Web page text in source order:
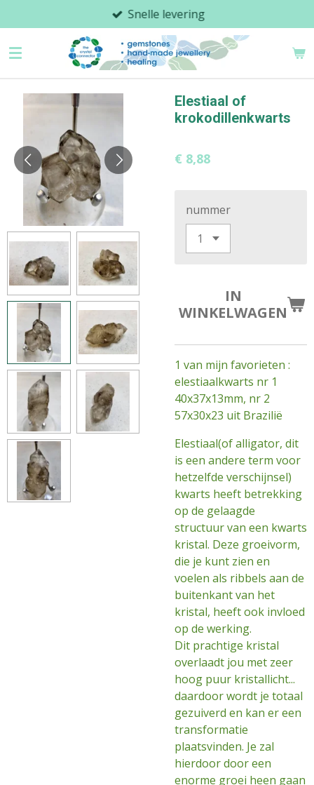
direct
naar
Snelle levering
Elestiaal of
krokodillenkwarts
€ 8,88
nummer
IN
WINKELWAGEN
1 van mijn favorieten :
elestiaalkwarts nr 1
40x37x13mm, nr 2
57x30x23 uit Brazilië
Elestiaal(of alligator, dit
is een andere term voor
hetzelfde verschijnsel)
kwarts heeft betrekking
op de gelaagde
structuur van een kwarts
kristal. Deze groeivorm,
die je kunt zien en
voelen als ribbels aan de
buitenkant van het
kristal, heeft ook invloed
op de werking.
Dit prachtige kristal
overlaadt jou met zeer
hoog puur kristallicht...
daardoor wordt je totaal
gezuiverd en kan er een
transformatie
plaatsvinden. Je zal
hierdoor door een
enorme groei heen gaan